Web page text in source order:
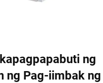
ng
ng Pag-iimbak ng